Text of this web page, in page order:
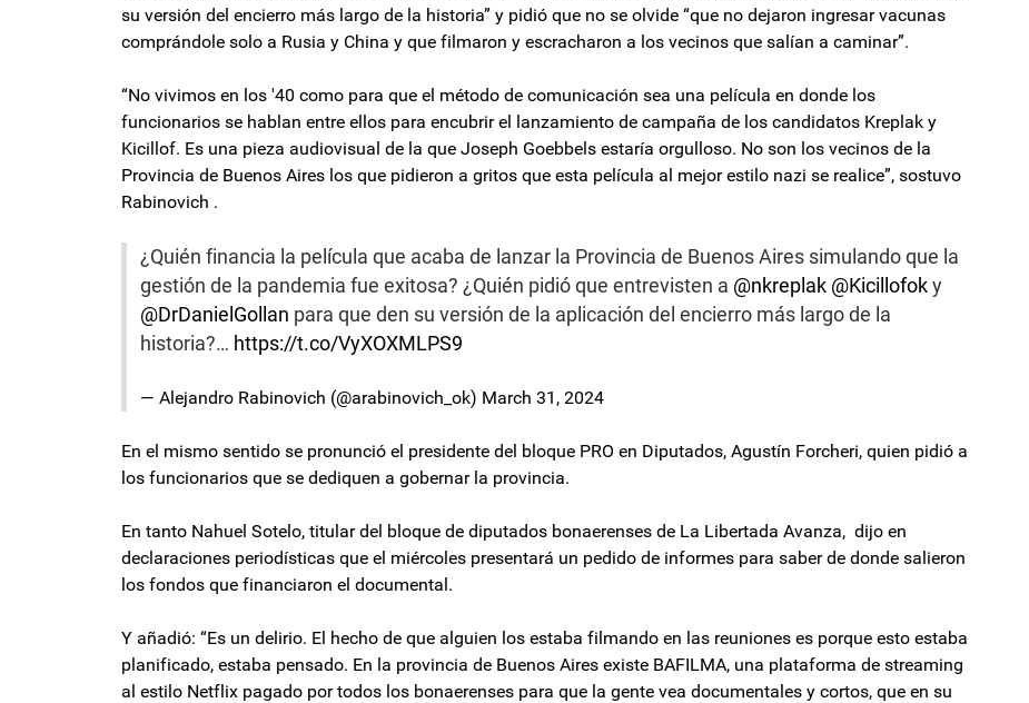
su versión del encierro más largo de la historia” y pidió que no se olvide “que no dejaron ingresar vacunas
comprándole solo a Rusia y China y que filmaron y escracharon a los vecinos que salían a caminar”.
“No vivimos en los '40 como para que el método de comunicación sea una película en donde los
funcionarios se hablan entre ellos para encubrir el lanzamiento de campaña de los candidatos Kreplak y
Kicillof. Es una pieza audiovisual de la que Joseph Goebbels estaría orgulloso. No son los vecinos de la
Provincia de Buenos Aires los que pidieron a gritos que esta película al mejor estilo nazi se realice”, sostuvo
Rabinovich .
¿Quién financia la película que acaba de lanzar la Provincia de Buenos Aires simulando que la
gestión de la pandemia fue exitosa? ¿Quién pidió que entrevisten a @nkreplak @Kicillofok y
@DrDanielGollan para que den su versión de la aplicación del encierro más largo de la
historia?… https://t.co/VyXOXMLPS9
— Alejandro Rabinovich (@arabinovich_ok) March 31, 2024
En el mismo sentido se pronunció el presidente del bloque PRO en Diputados, Agustín Forcheri, quien pidió a
los funcionarios que se dediquen a gobernar la provincia.
En tanto Nahuel Sotelo, titular del bloque de diputados bonaerenses de La Libertada Avanza, dijo en
declaraciones periodísticas que el miércoles presentará un pedido de informes para saber de donde salieron
los fondos que financiaron el documental.
Y añadió: “Es un delirio. El hecho de que alguien los estaba filmando en las reuniones es porque esto estaba
planificado, estaba pensado. En la provincia de Buenos Aires existe BAFILMA, una plataforma de streaming
al estilo Netflix pagado por todos los bonaerenses para que la gente vea documentales y cortos, que en su